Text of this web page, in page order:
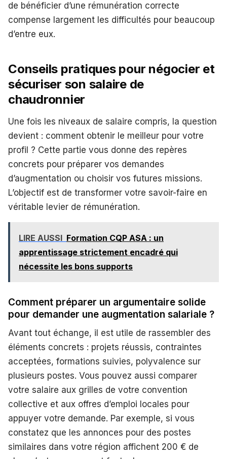
de bénéficier d’une rémunération correcte
compense largement les difficultés pour beaucoup
d’entre eux.
Conseils pratiques pour négocier et
sécuriser son salaire de
chaudronnier
Une fois les niveaux de salaire compris, la question
devient : comment obtenir le meilleur pour votre
profil ? Cette partie vous donne des repères
concrets pour préparer vos demandes
d’augmentation ou choisir vos futures missions.
L’objectif est de transformer votre savoir-faire en
véritable levier de rémunération.
LIRE AUSSI Formation CQP ASA : un
apprentissage strictement encadré qui
nécessite les bons supports
Comment préparer un argumentaire solide
pour demander une augmentation salariale ?
Avant tout échange, il est utile de rassembler des
éléments concrets : projets réussis, contraintes
acceptées, formations suivies, polyvalence sur
plusieurs postes. Vous pouvez aussi comparer
votre salaire aux grilles de votre convention
collective et aux offres d’emploi locales pour
appuyer votre demande. Par exemple, si vous
constatez que les annonces pour des postes
similaires dans votre région affichent 200 € de